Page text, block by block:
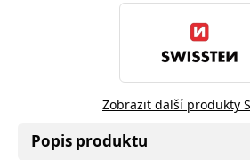
Zobrazit další produkty
Popis produktu